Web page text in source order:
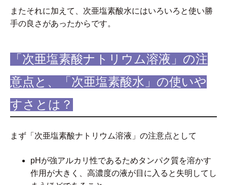
またそれに加えて、次亜塩素酸水にはいろいろと使い勝
手の良さがあったからです。
「次亜塩素酸ナトリウム溶液」の注
意点と、「次亜塩素酸水」の使いや
すさとは？
まず「次亜塩素酸ナトリウム溶液」の注意点として
pHが強アルカリ性であるためタンパク質を溶かす
作用が大きく、高濃度の液が目に入ると失明してし